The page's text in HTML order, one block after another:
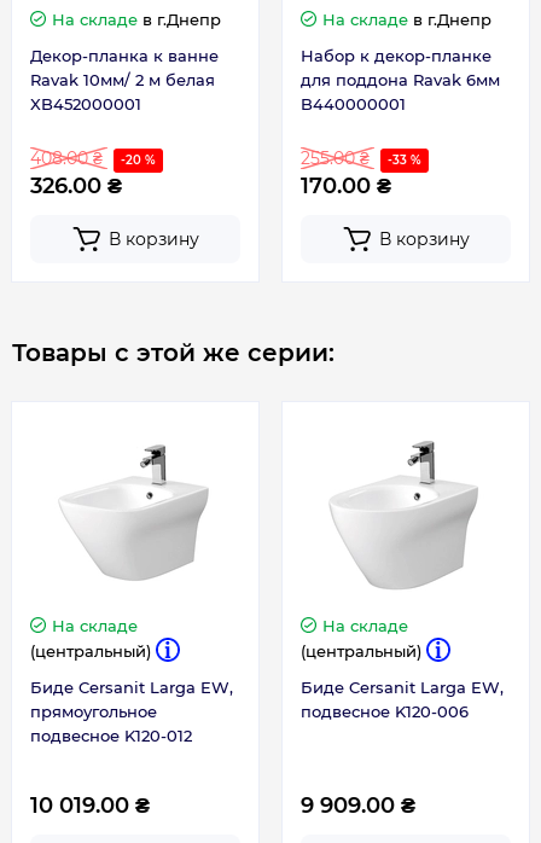
На складе в г.Днепр
Декор-планка к ванне
Ravak 10мм/ 2 м белая
XB452000001
408.00 ₴ -20 %
326.00 ₴
В корзину
На складе в г.Днепр
Набор к декор-планке
для поддона Ravak 6мм
B440000001
255.00 ₴ -33 %
170.00 ₴
В корзину
Товары с этой же серии:
На складе
(центральный)
Биде Cersanit Larga EW,
прямоугольное
подвесное K120-012
10 019.00 ₴
На складе
(центральный)
Биде Cersanit Larga EW,
подвесное K120-006
9 909.00 ₴